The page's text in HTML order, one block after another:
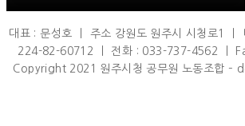
대표 : 문성호 ㅣ 주소 강원도 원주시 시청로1 ㅣ
224-82-60712 ㅣ 전화 : 033-737-4562 ㅣ
Copyright 2021 원주시청 공무원 노동조합 –